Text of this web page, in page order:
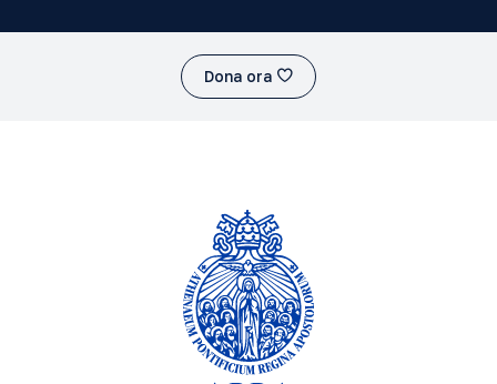
Dona ora